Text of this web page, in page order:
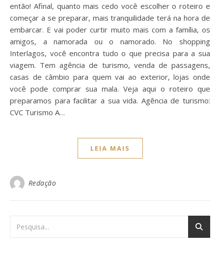
então! Afinal, quanto mais cedo você escolher o roteiro e
começar a se preparar, mais tranquilidade terá na hora de
embarcar. E vai poder curtir muito mais com a família, os
amigos, a namorada ou o namorado. No shopping
Interlagos, você encontra tudo o que precisa para a sua
viagem. Tem agência de turismo, venda de passagens,
casas de câmbio para quem vai ao exterior, lojas onde
você pode comprar sua mala. Veja aqui o roteiro que
preparamos para facilitar a sua vida. Agência de turismo:
CVC Turismo A…
LEIA MAIS
Redação